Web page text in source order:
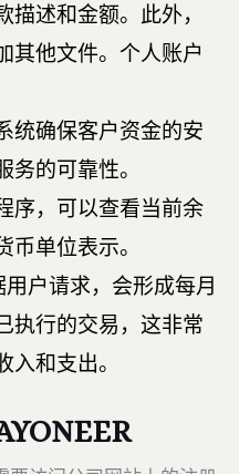
述和金额。此外，
其他文件。个人账户
统确保客户资金的安
的可靠性。
序，可以查看当前余
单位表示。
用户请求，会形成每月
执行的交易，这非常
和支出。